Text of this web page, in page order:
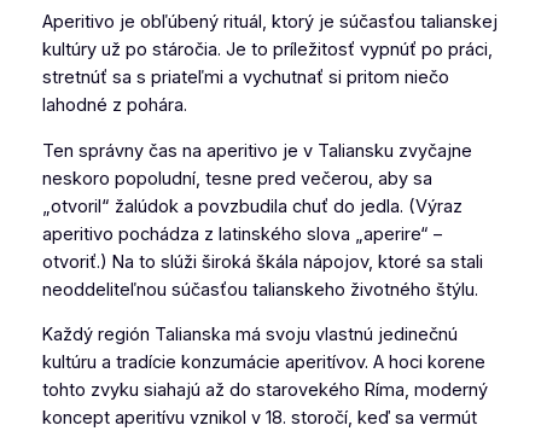
Aperitivo je obľúbený rituál, ktorý je súčasťou talianskej
kultúry už po stáročia. Je to príležitosť vypnúť po práci,
stretnúť sa s priateľmi a vychutnať si pritom niečo
lahodné z pohára.
Ten správny čas na aperitivo je v Taliansku zvyčajne
neskoro popoludní, tesne pred večerou, aby sa
„otvoril“ žalúdok a povzbudila chuť do jedla. (Výraz
aperitivo pochádza z latinského slova „aperire“ –
otvoriť.) Na to slúži široká škála nápojov, ktoré sa stali
neoddeliteľnou súčasťou talianskeho životného štýlu.
Každý región Talianska má svoju vlastnú jedinečnú
kultúru a tradície konzumácie aperitívov. A hoci korene
tohto zvyku siahajú až do starovekého Ríma, moderný
koncept aperitívu vznikol v 18. storočí, keď sa vermút